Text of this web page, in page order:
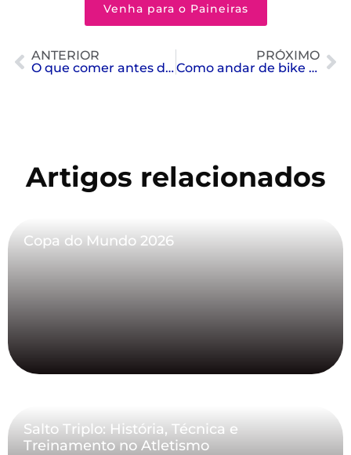
Venha para o Paineiras
ANTERIOR
O que comer antes de se exercitar
PRÓXIMO
Como andar de bike pode melhorar a sua saúde
Artigos relacionados
Copa do Mundo 2026
Salto Triplo: História, Técnica e
Treinamento no Atletismo